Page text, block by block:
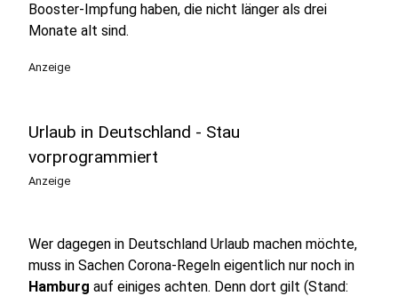
Booster-Impfung haben, die nicht länger als drei
Monate alt sind.
Anzeige
Urlaub in Deutschland - Stau
vorprogrammiert
Anzeige
Wer dagegen in Deutschland Urlaub machen möchte,
muss in Sachen Corona-Regeln eigentlich nur noch in
Hamburg auf einiges achten. Denn dort gilt (Stand: